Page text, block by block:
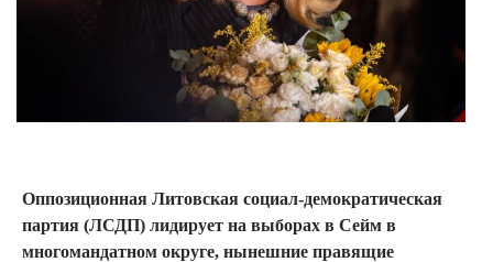
Оппозиционная Литовская социал-демократическая
партия (ЛСДП) лидирует на выборах в Сейм в
многомандатном округе, нынешние правящие